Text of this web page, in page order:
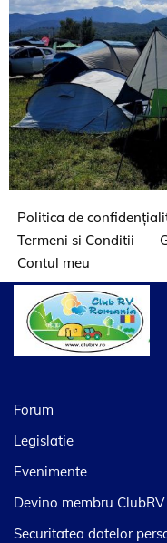
Politica de
Termeni si Conditii
Contul meu
Forum
Legislatie
Evenimente
Devino membru ClubRV
Securitatea datelor